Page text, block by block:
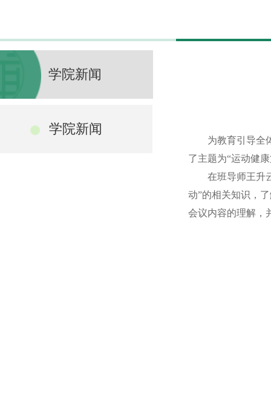
学院新闻
学院新闻
为教育引导全
了主题为“运动健
在班导师王升
动”的相关知识，
会议内容的理解，